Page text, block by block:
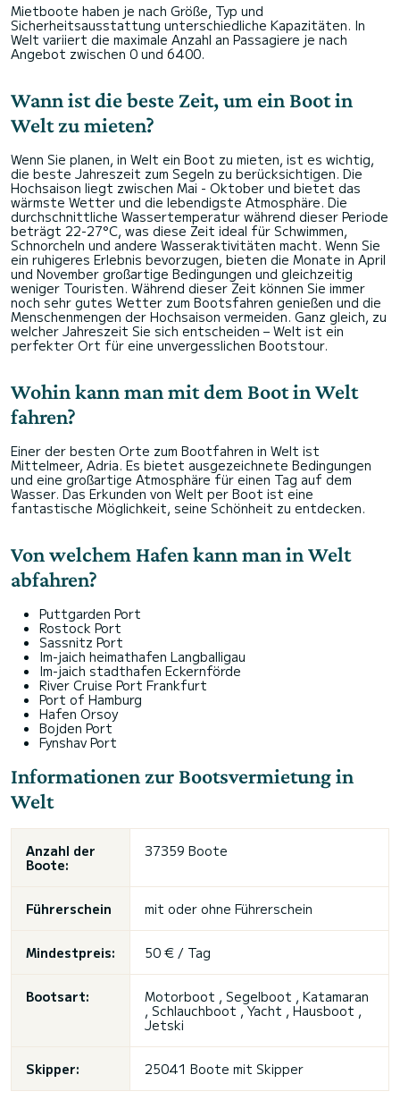
Mietboote haben je nach Größe, Typ und
Sicherheitsausstattung unterschiedliche Kapazitäten. In
Welt variiert die maximale Anzahl an Passagiere je nach
Angebot zwischen 0 und 6400.
Wann ist die beste Zeit, um ein Boot in
Welt zu mieten?
Wenn Sie planen, in Welt ein Boot zu mieten, ist es wichtig,
die beste Jahreszeit zum Segeln zu berücksichtigen. Die
Hochsaison liegt zwischen Mai - Oktober und bietet das
wärmste Wetter und die lebendigste Atmosphäre. Die
durchschnittliche Wassertemperatur während dieser Periode
beträgt 22-27°C, was diese Zeit ideal für Schwimmen,
Schnorcheln und andere Wasseraktivitäten macht. Wenn Sie
ein ruhigeres Erlebnis bevorzugen, bieten die Monate in April
und November großartige Bedingungen und gleichzeitig
weniger Touristen. Während dieser Zeit können Sie immer
noch sehr gutes Wetter zum Bootsfahren genießen und die
Menschenmengen der Hochsaison vermeiden. Ganz gleich, zu
welcher Jahreszeit Sie sich entscheiden – Welt ist ein
perfekter Ort für eine unvergesslichen Bootstour.
Wohin kann man mit dem Boot in Welt
fahren?
Einer der besten Orte zum Bootfahren in Welt ist
Mittelmeer, Adria. Es bietet ausgezeichnete Bedingungen
und eine großartige Atmosphäre für einen Tag auf dem
Wasser. Das Erkunden von Welt per Boot ist eine
fantastische Möglichkeit, seine Schönheit zu entdecken.
Von welchem Hafen kann man in Welt
abfahren?
Puttgarden Port
Rostock Port
Sassnitz Port
Im-jaich heimathafen Langballigau
Im-jaich stadthafen Eckernförde
River Cruise Port Frankfurt
Port of Hamburg
Hafen Orsoy
Bojden Port
Fynshav Port
Informationen zur Bootsvermietung in
Welt
Anzahl der
Boote:
37359 Boote
Führerschein mit oder ohne Führerschein
Mindestpreis: 50 € / Tag
Bootsart:
Motorboot , Segelboot , Katamaran
, Schlauchboot , Yacht , Hausboot ,
Jetski
Skipper: 25041 Boote mit Skipper